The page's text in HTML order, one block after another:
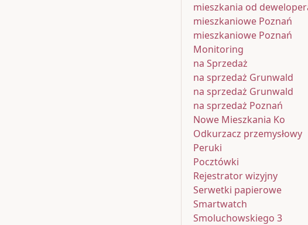
mieszkania od
mieszkaniowe Poznań
mieszkaniowe Poznań
Monitoring
na Sprzedaż
na sprzedaż Grunwald
na sprzedaż Grunwald
na sprzedaż Poznań
Nowe Mieszkania Ko
Odkurzacz przemysłowy
Peruki
Pocztówki
Rejestrator wizyjny
Serwetki papierowe
Smartwatch
Smoluchowskiego 3